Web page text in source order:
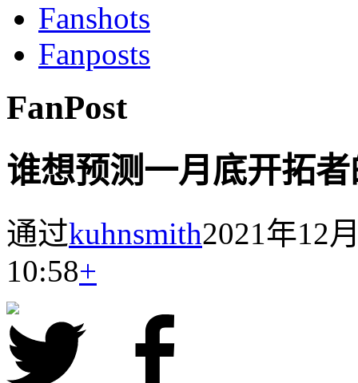
Fanshots
Fanposts
FanPost
谁想预测一月底开拓
通过kuhnsmith2021年12
10:58+